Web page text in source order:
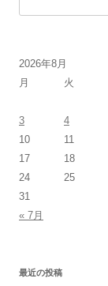
2026年8月
月
火
3
4
10
11
17
18
24
25
31
« 7月
最近の投稿